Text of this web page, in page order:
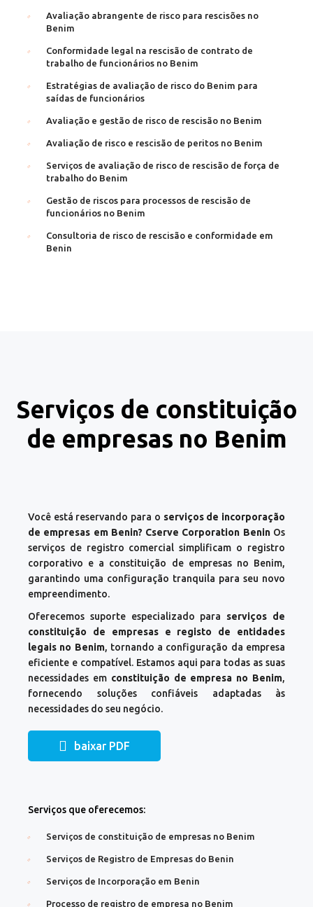
Avaliação abrangente de risco para rescisões no
Benim
Conformidade legal na rescisão de contrato de
trabalho de funcionários no Benim
Estratégias de avaliação de risco do Benim para
saídas de funcionários
Avaliação e gestão de risco de rescisão no Benim
Avaliação de risco e rescisão de peritos no Benim
Serviços de avaliação de risco de rescisão de força de
trabalho do Benim
Gestão de riscos para processos de rescisão de
funcionários no Benim
Consultoria de risco de rescisão e conformidade em
Benin
Serviços de constituição
de empresas no Benim
Você está reservando para o serviços de incorporação
de empresas em Benin? Cserve Corporation BeninOs
serviços de registro comercial simplificam o registro
corporativo e a constituição de empresas no Benim,
garantindo uma configuração tranquila para seu novo
empreendimento.
Oferecemos suporte especializado para serviços de
constituição de empresas e registo de entidades
legais no Benim, tornando a configuração da empresa
eficiente e compatível. Estamos aqui para todas as suas
necessidades emconstituição de empresa no Benim,
fornecendo soluções confiáveis adaptadas às
necessidades do seu negócio.
baixar PDF
Serviços que oferecemos:
Serviços de constituição de empresas no Benim
Serviços de Registro de Empresas do Benin
Serviços de Incorporação em Benin
Processo de registro de empresa no Benim